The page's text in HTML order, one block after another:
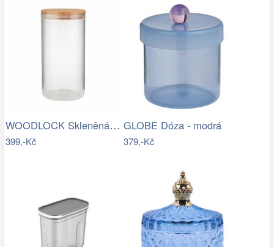
WOODLOCK Skleněná dóza 2300 ml - čirá…
399,-Kč
GLOBE Dóza - modrá
379,-Kč